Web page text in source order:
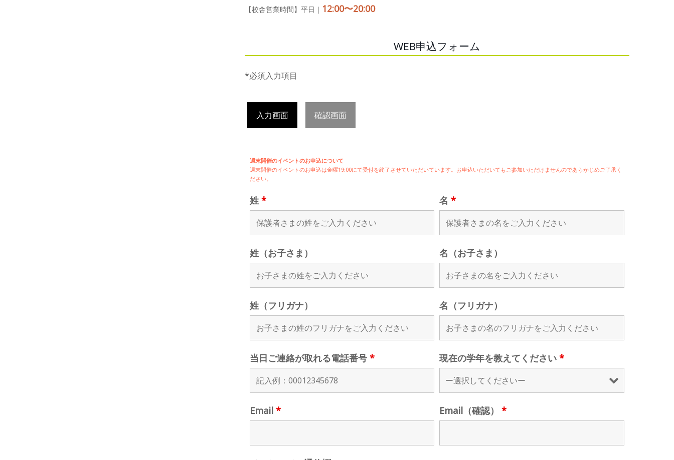
【校舎営業時間】平日｜ 12:00〜20:00
WEB申込フォーム
*必須入力項目
入力画面 確認画面
週末開催のイベントのお申込について
週末開催のイベントのお申込は金曜19:00にて受付を終了させていただいています。お申込いただいてもご参加いただけませんのであらかじめご了承く
ださい。
姓 * 名*
姓（お子さま） 名（お子さま）
姓（フリガナ） 名（フリガナ）
当日ご連絡が取れる電話番号 * 現在の学年を教えてください*
Email * Email（確認）*